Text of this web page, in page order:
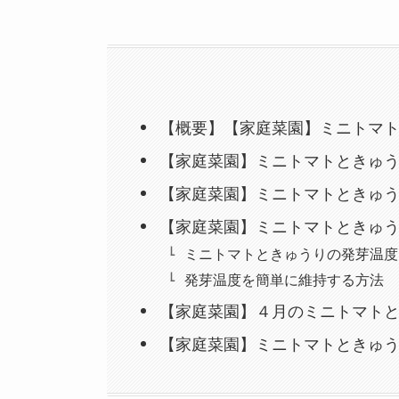
【概要】【家庭菜園】ミニトマ
【家庭菜園】ミニトマトときゅ
【家庭菜園】ミニトマトときゅ
【家庭菜園】ミニトマトときゅ
ミニトマトときゅうりの発芽温
発芽温度を簡単に維持する方法
【家庭菜園】４月のミニトマト
【家庭菜園】ミニトマトとき